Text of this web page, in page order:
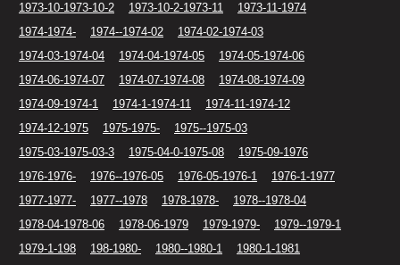
1973-10-1973-10-2
1973-10-2-1973-11
1973-11-1974
1974-1974-
1974--1974-02
1974-02-1974-03
1974-03-1974-04
1974-04-1974-05
1974-05-1974-06
1974-06-1974-07
1974-07-1974-08
1974-08-1974-09
1974-09-1974-1
1974-1-1974-11
1974-11-1974-12
1974-12-1975
1975-1975-
1975--1975-03
1975-03-1975-03-3
1975-04-0-1975-08
1975-09-1976
1976-1976-
1976--1976-05 1976-05-1976-1
1976-1-1977
1977-1977-
1977--1978 1978-1978-
1978--1978-04
1978-04-1978-06
1978-06-1979 1979-1979-
1979--1979-1
1979-1-198
198-1980- 1980--1980-1
1980-1-1981